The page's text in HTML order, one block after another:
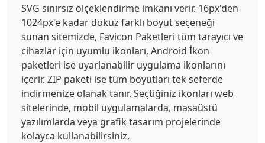
SVG sınırsız ölçeklendirme imkanı verir. 16px'den
1024px'e kadar dokuz farklı boyut seçeneği
sunan sitemizde, Favicon Paketleri tüm tarayıcı ve
cihazlar için uyumlu ikonları, Android İkon
paketleri ise uyarlanabilir uygulama ikonlarını
içerir. ZIP paketi ise tüm boyutları tek seferde
indirmenize olanak tanır. Seçtiğiniz ikonları web
sitelerinde, mobil uygulamalarda, masaüstü
yazılımlarda veya grafik tasarım projelerinde
kolayca kullanabilirsiniz.